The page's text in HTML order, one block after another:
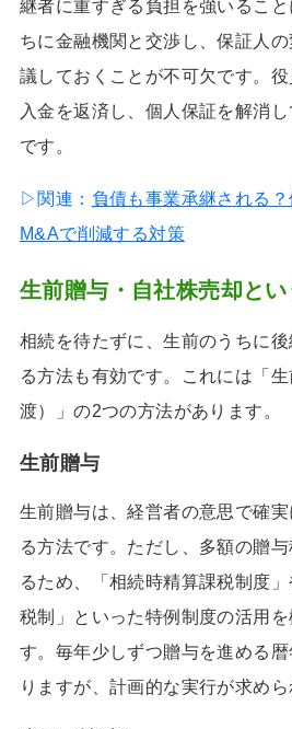
継者に重すぎる負担を強いるこ
ちに金融機関と交渉し、保証人
議しておくことが不可欠です。
入金を返済し、個人保証を解消
です。
▷関連： 負債も事業承継される
M&Aで削減する対策
生前贈与・自社株売却と
相続を待たずに、生前のうちに
る方法も有効です。これには「
渡）」の2つの方法があります。
生前贈与
生前贈与は、経営者の意思で確
る方法です。ただし、多額の贈
るため、「相続時精算課税制度
税制」といった特例制度の活用
す。毎年少しずつ贈与を進める
りますが、計画的な実行が求めら